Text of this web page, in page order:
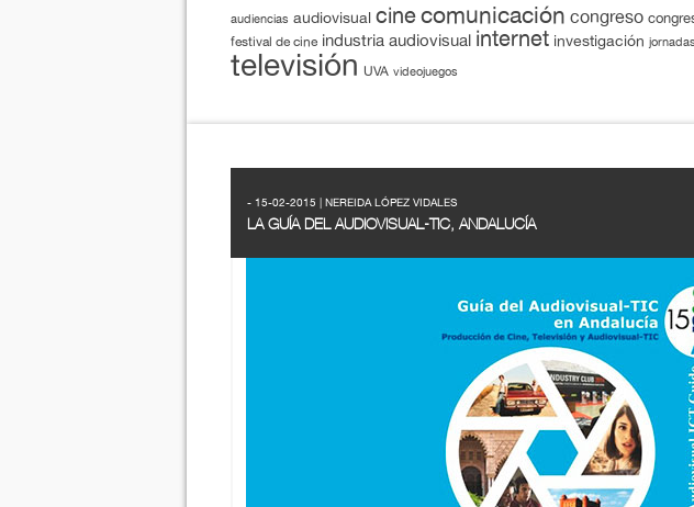
audiencias audiovisual cinecomunicación congreso
festival de cine industria audiovisual internet investigación jornadas
televisión UVA videojuegos
- 15-02-2015 | NEREIDA LÓPEZ VIDALES
LA GUÍA DEL AUDIOVISUAL-TIC, ANDALUCÍA